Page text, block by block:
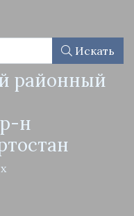
Искать
районный
н